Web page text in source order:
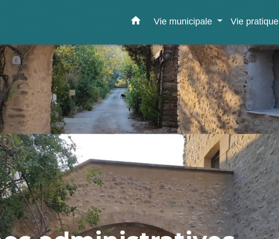
home Vie municipale Vie pratique